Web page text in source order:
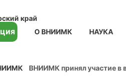
край
О ВНИИМК НАУКА
ВНИИМК принял участие в